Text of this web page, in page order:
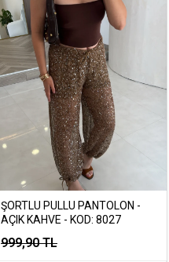
ŞORTLU PULLU PANTOLON -
AÇIK KAHVE - KOD: 8027
999,90 TL